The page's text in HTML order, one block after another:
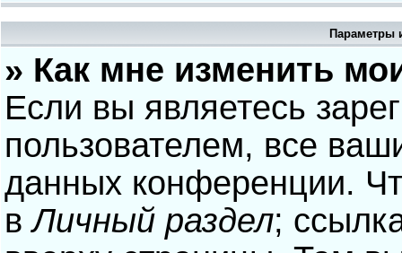
Параметры
» Как мне изменить
Если вы являетесь
пользователем, все
данных конференции.
вЛичный раздел;